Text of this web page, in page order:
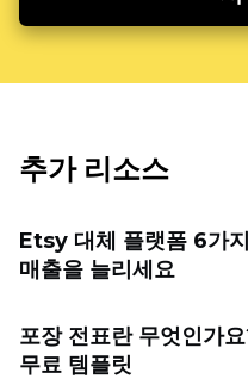
추가 리소스
Etsy 대체 플랫폼 6가
매출을 늘리세요
포장 전표란 무엇인가
무료 템플릿